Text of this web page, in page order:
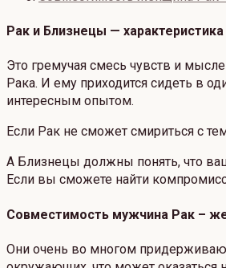
Рак и Близнецы — характеристика
Это гремучая смесь чувств и
Рака. И ему приходится сидеть в
интересным опытом.
Если Рак не сможет смириться с
А Близнецы должны понять, что
Если вы сможете найти
Совместимость мужчина Рак –
Они очень во многом